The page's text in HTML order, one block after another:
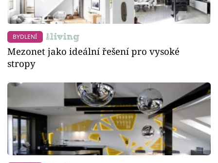
BYDLENÍ
Mezonet jako ideální řešení pro vysoké
stropy